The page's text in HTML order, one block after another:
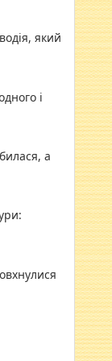
який
і
а